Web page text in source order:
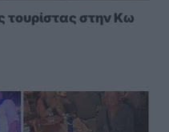
τουρίστας στην Κω